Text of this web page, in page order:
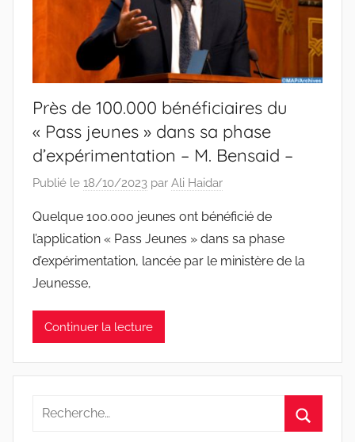
Près de 100.000 bénéficiaires du
« Pass jeunes » dans sa phase
d’expérimentation – M. Bensaid –
Publié le 18/10/2023 par Ali Haidar
Quelque 100.000 jeunes ont bénéficié de
l’application « Pass Jeunes » dans sa phase
d’expérimentation, lancée par le ministère de la
Jeunesse,
Continuer la lecture
Recherche